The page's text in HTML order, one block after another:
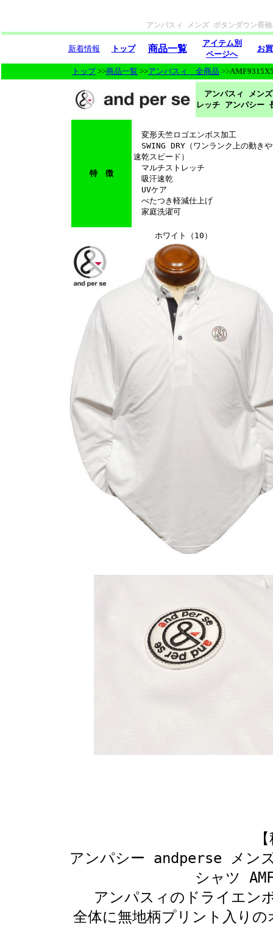
アンパスィ メンズ ボタンダウン長
新着情報 トップ 商品一覧
アイテム別
ページへ
お
トップ>>商品一覧 >>アンパスィ 全商品 >>
アンパスィ メン
レッチ アンパシー
特 徴
変形天竺ロゴエンボス加工
SWING DRY（ワンランク上の動き
速乾スピード）
マルチストレッチ
吸汗速乾
UVケア
べたつき軽減仕上げ
家庭洗濯可
ホワイト（10）
アンパシー andperse メン
シャツ
アンパスィのドライエン
全体に無地柄プリント入り